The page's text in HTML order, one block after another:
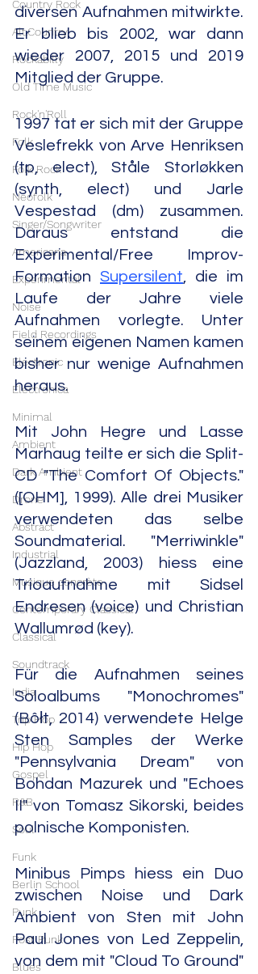
Country Rock
Alt.Country
Rockabilly
Old Time Music
Rock'n'Roll
Folk
Folk Rock
Neofolk
Singer/Songwriter
Americana
Experimental
Noise
Field Recordings
Electronic
Electronica
Minimal
Ambient
Dark Ambient
Drone
Abstract
Industrial
Musique concrète
Contemporary Classical
Classical
Soundtrack
India
Trip Hop
Hip Hop
Gospel
R&B
Soul
Funk
Berlin School
Punk
Post Punk
Blues
diversen Aufnahmen mitwirkte.
Er blieb bis 2002, war dann
wieder 2007, 2015 und 2019
Mitglied der Gruppe.
1997 tat er sich mit der Gruppe
Veslefrekk von Arve Henriksen
(tp, elect), Ståle Storløkken
(synth, elect) und Jarle
Vespestad (dm) zusammen.
Daraus entstand die
Experimental/Free Improv-
Formation Supersilent, die im
Laufe der Jahre viele
Aufnahmen vorlegte. Unter
seinem eigenen Namen kamen
bisher nur wenige Aufnahmen
heraus.
Mit John Hegre und Lasse
Marhaug teilte er sich die Split-
CD "The Comfort Of Objects."
([OHM], 1999). Alle drei Musiker
verwendeten das selbe
Soundmaterial. "Merriwinkle"
(Jazzland, 2003) hiess eine
Trioaufnahme mit Sidsel
Endresen (voice) und Christian
Wallumrød (key).
Für die Aufnahmen seines
Soloalbums "Monochromes"
(Bôłt, 2014) verwendete Helge
Sten Samples der Werke
"Pennsylvania Dream" von
Bohdan Mazurek und "Echoes
II" von Tomasz Sikorski, beides
polnische Komponisten.
Minibus Pimps hiess ein Duo
zwischen Noise und Dark
Ambient von Sten mit John
Paul Jones von Led Zeppelin,
von dem mit "Cloud To Ground"